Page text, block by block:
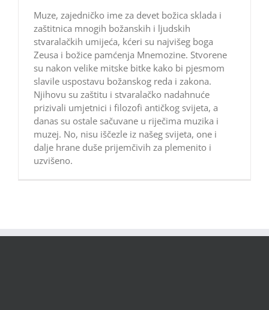
Muze, zajedničko ime za devet božica sklada i
zaštitnica mnogih božanskih i ljudskih
stvaralačkih umijeća, kćeri su najvišeg boga
Zeusa i božice pamćenja Mnemozine. Stvorene
su nakon velike mitske bitke kako bi pjesmom
slavile uspostavu božanskog reda i zakona.
Njihovu su zaštitu i stvaralačko nadahnuće
prizivali umjetnici i filozofi antičkog svijeta, a
danas su ostale sačuvane u riječima muzika i
muzej. No, nisu iščezle iz našeg svijeta, one i
dalje hrane duše prijemčivih za plemenito i
uzvišeno.